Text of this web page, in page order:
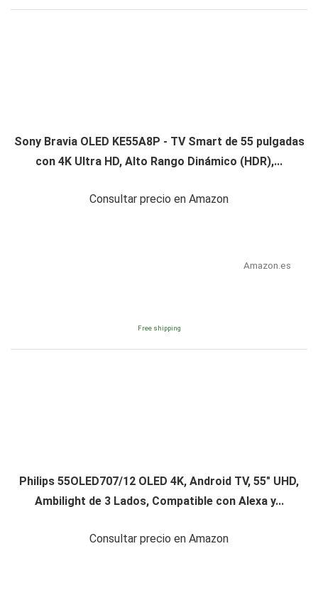
Sony Bravia OLED KE55A8P - TV Smart de 55 pulgadas
con 4K Ultra HD, Alto Rango Dinámico (HDR),...
Consultar precio en Amazon
Amazon.es
Free shipping
Philips 55OLED707/12 OLED 4K, Android TV, 55" UHD,
Ambilight de 3 Lados, Compatible con Alexa y...
Consultar precio en Amazon